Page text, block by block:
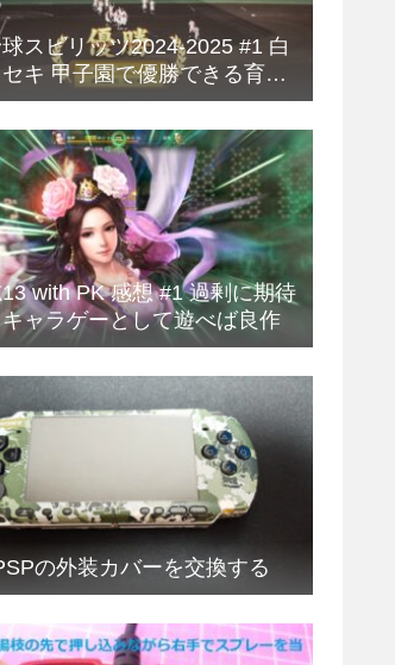
スピリッツ2024-2025 #1 白
キ 甲子園で優勝できる育成
with PK 感想 #1 過剰に期待
ャラゲーとして遊べば良作
の外装カバーを交換する